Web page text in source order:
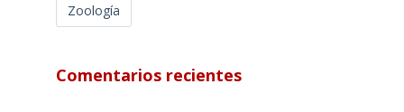
Zoología
Comentarios recientes